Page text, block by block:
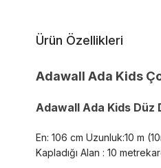
Ürün Özellikleri
Adawall Ada Kids
Adawall Ada Kids Düz
En: 106 cm Uzunluk:10 m
Kapladığı Alan : 10